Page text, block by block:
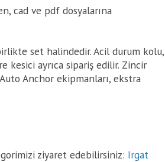
cad ve pdf dosyalarına
set halindedir. Acil durum kolu,
kesici ayrıca sipariş edilir. Zincir
Anchor ekipmanları, ekstra
ziyaret edebilirsiniz: Irgat